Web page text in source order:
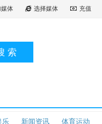
体 选择媒体 充值
索
乐 新闻资讯 体育运动